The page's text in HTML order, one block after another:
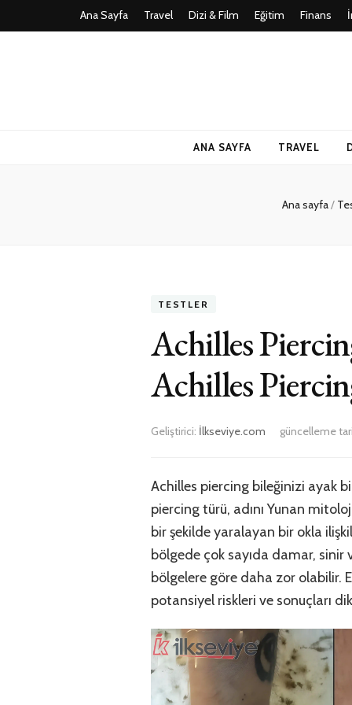
Ana Sayfa Travel Dizi & Film Eğitim Finans
ANA SAYFA TRAVEL
Ana sayfa/
TESTLER
Achilles
Achilles
Geliştirici: İlkseviye.com güncelleme
Achilles piercing bileğinizi ayak
piercing türü, adını Yunan
bir şekilde yaralayan bir okla
bölgede çok sayıda damar, sinir
bölgelere göre daha zor olabilir.
potansiyel riskleri ve sonuçları